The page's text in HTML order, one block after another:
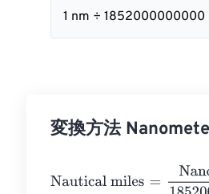
1 nm ÷ 1852000000000
変換方法
Nautical miles